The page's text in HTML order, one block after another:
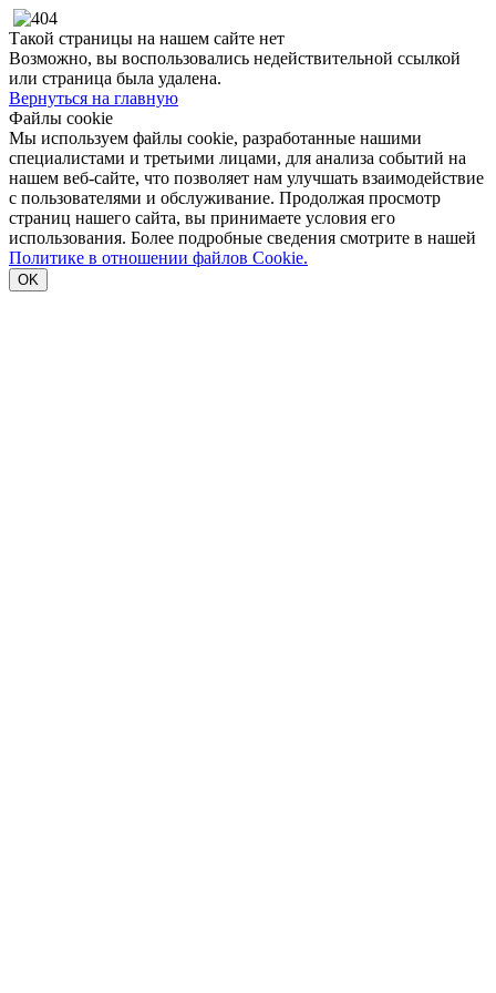
Такой страницы на нашем сайте нет
Возможно, вы воспользовались недействительной ссылкой
или страница была удалена.
Вернуться на главную
Файлы cookie
Мы используем файлы cookie, разработанные нашими
специалистами и третьими лицами, для анализа событий на
нашем веб-сайте, что позволяет нам улучшать взаимодействие
с пользователями и обслуживание. Продолжая просмотр
страниц нашего сайта, вы принимаете условия его
использования. Более подробные сведения смотрите в нашей
Политике в отношении файлов Cookie.
OK